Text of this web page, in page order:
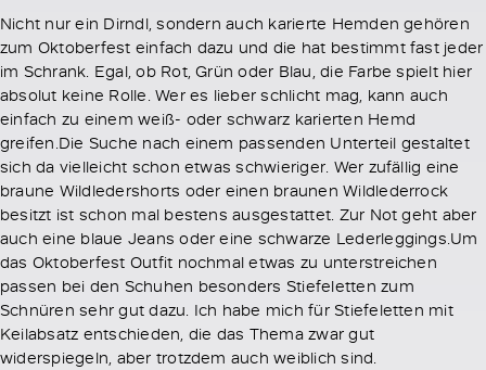
Nicht nur ein Dirndl, sondern auch karierte Hemden gehören
zum Oktoberfest einfach dazu und die hat bestimmt fast jeder
im Schrank. Egal, ob Rot, Grün oder Blau, die Farbe spielt hier
absolut keine Rolle. Wer es lieber schlicht mag, kann auch
einfach zu einem weiß- oder schwarz karierten Hemd
greifen.Die Suche nach einem passenden Unterteil gestaltet
sich da vielleicht schon etwas schwieriger. Wer zufällig eine
braune Wildledershorts oder einen braunen Wildlederrock
besitzt ist schon mal bestens ausgestattet. Zur Not geht aber
auch eine blaue Jeans oder eine schwarze Lederleggings.Um
das Oktoberfest Outfit nochmal etwas zu unterstreichen
passen bei den Schuhen besonders Stiefeletten zum
Schnüren sehr gut dazu. Ich habe mich für Stiefeletten mit
Keilabsatz entschieden, die das Thema zwar gut
widerspiegeln, aber trotzdem auch weiblich sind.